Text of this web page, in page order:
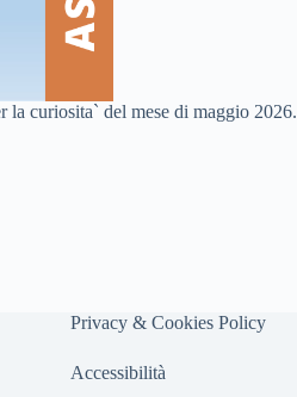
la curiosita` del mese di maggio 2026.
Privacy & Cookies Policy
Accessibilità